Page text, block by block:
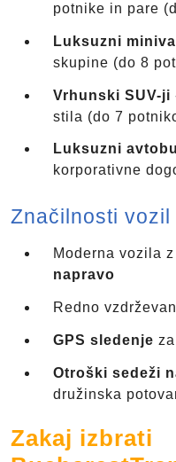
potnike in pare
Luksuzni
skupine (do 8
Vrhunski SUV-ji
stila (do 7
Luksuzni
korporativne
Značilnosti vozil
Moderna vozila z
napravo
Redno
GPS sledenje
Otroški sedeži
družinska
Zakaj izbrati